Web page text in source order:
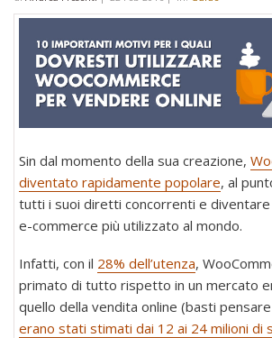
Sin dal momento della sua creazione,
diventato rapidamente popolare, al
tutti i suoi diretti concorrenti e
e-commerce più utilizzato al mondo.
Infatti, con il 28% dell’utenza,
primato di tutto rispetto in un mercato
quello della vendita online (basti
erano stati stimati dai 12 ai 24 milioni di